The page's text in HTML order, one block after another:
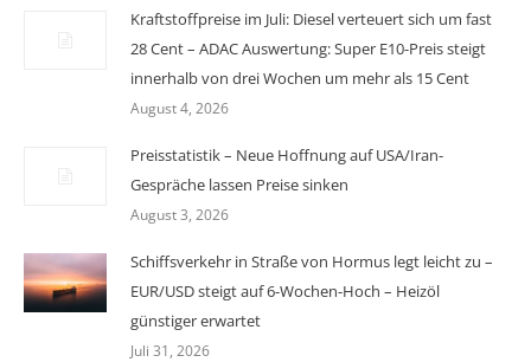
Kraftstoffpreise im Juli: Diesel verteuert sich um fast
28 Cent – ADAC Auswertung: Super E10-Preis steigt
innerhalb von drei Wochen um mehr als 15 Cent
August 4, 2026
Preisstatistik – Neue Hoffnung auf USA/Iran-
Gespräche lassen Preise sinken
August 3, 2026
Schiffsverkehr in Straße von Hormus legt leicht zu –
EUR/USD steigt auf 6-Wochen-Hoch – Heizöl
günstiger erwartet
Juli 31, 2026